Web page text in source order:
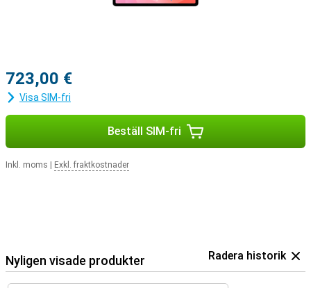
723,00 €
Visa SIM-fri
Beställ SIM-fri
Inkl. moms Exkl. fraktkostnader
Nyligen visade produkter Radera historik